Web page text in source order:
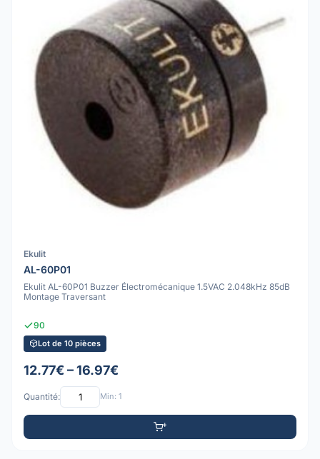
Ekulit
AL-60P01
Ekulit AL-60P01 Buzzer Électromécanique 1.5VAC 2.048kHz 85dB
Montage Traversant
90
Lot de 10 pièces
12.77€ – 16.97€
Quantité: Min: 1